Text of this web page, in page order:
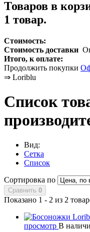
Товаров в
1 товар.
Стоимость:
Стоимость доставки
Итого, к оплате:
Продолжить покупки
⇒ Loriblu
Список
Вид:
Сетка
Список
Сортировка по
Сравнить 0
Показано 1 - 2 из 2
просмотр В